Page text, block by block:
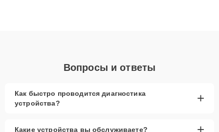
Вопросы и ответы
Как быстро проводится диагностика
устройства?
+
Какие устройства вы обслуживаете?